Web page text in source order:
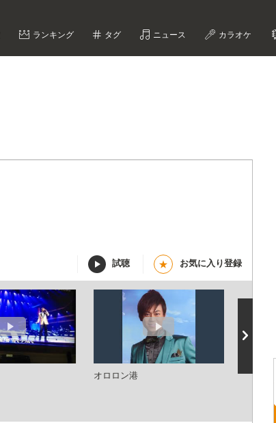
ランキング タグ ニュース カラオケ
試聴 ★ お気に入り登録
オロロン港 函館の